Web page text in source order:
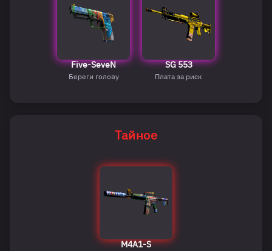
Five-SeveN
Береги голову
SG 553
Плата за риск
Тайное
M4A1-S